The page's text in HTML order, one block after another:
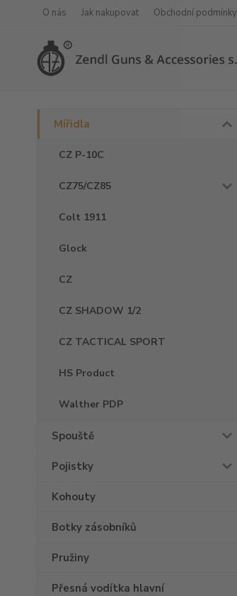
O nás Jak nakupovat Obchodní podmínky
Mířidla
CZ P-10C
CZ75/CZ85
Colt 1911
Glock
CZ
CZ SHADOW 1/2
CZ TACTICAL SPORT
HS Product
Walther PDP
Spouště
Pojistky
Kohouty
Botky zásobníků
Pružiny
Přesná vodítka hlavní